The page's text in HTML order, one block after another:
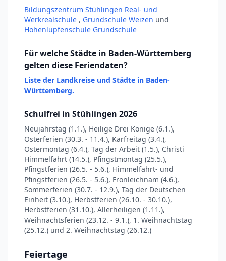
Bildungszentrum Stühlingen Real- und
Werkrealschule , Grundschule Weizen und
Hohenlupfenschule Grundschule
Für welche Städte in Baden-Württemberg
gelten diese Feriendaten?
Liste der Landkreise und Städte in Baden-
Württemberg.
Schulfrei in Stühlingen 2026
Neujahrstag (1.1.), Heilige Drei Könige (6.1.),
Osterferien (30.3. - 11.4.), Karfreitag (3.4.),
Ostermontag (6.4.), Tag der Arbeit (1.5.), Christi
Himmelfahrt (14.5.), Pfingstmontag (25.5.),
Pfingstferien (26.5. - 5.6.), Himmelfahrt- und
Pfingstferien (26.5. - 5.6.), Fronleichnam (4.6.),
Sommerferien (30.7. - 12.9.), Tag der Deutschen
Einheit (3.10.), Herbstferien (26.10. - 30.10.),
Herbstferien (31.10.), Allerheiligen (1.11.),
Weihnachtsferien (23.12. - 9.1.), 1. Weihnachtstag
(25.12.) und 2. Weihnachtstag (26.12.)
Feiertage